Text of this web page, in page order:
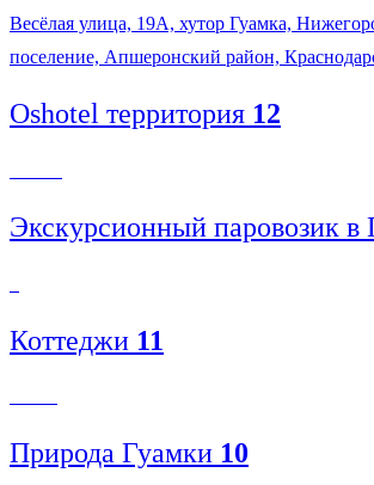
Весёлая улица, 19А, хутор Гуамка,
поселение, Апшеронский район,
Oshotel территория 12
Экскурсионный паровозик в
Коттеджи 11
Природа Гуамки 10